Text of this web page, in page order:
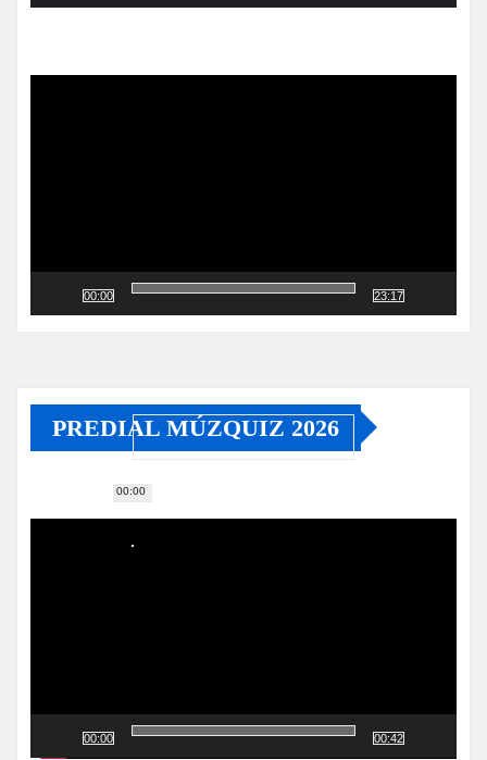
00:00
00:00
23:17
PREDIAL MÚZQUIZ 2026
Reproductor
00:00 00:42